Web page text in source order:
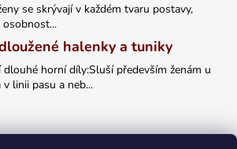
se skrývají v každém tvaru postavy,
osobnost...
halenky a tuniky
horní díly:Sluší především ženám u
linii pasu a neb...